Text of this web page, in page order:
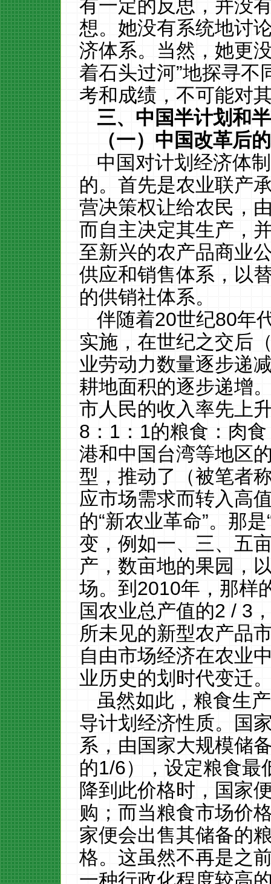
有一定的反思，并没
想。她没有系统地讨
济体系。当然，她更
着石头过河”地探寻不
考和成绩，不可能对
三、中国半计划和
（一）中国改革后
中国对计划经济体
的。首先是农业联产
营决策权让给农民，
而自主决定其生产，
至新兴的农产品商业
供应和销售体系，以
的供销社体系。
伴随着20世纪80年
实施，在世纪之交后
业劳动力数量逐步递
耕地面积的逐步递增
市人民的收入率先上
8：1：1的粮食：肉
港和中国台湾等地区
型，推动了（被笔者
应市场需求而转入高
的“新农业革命”。那
变，例如一、三、五
产，数亩地的果园，
场。到2010年，那样
国农业总产值的2/ 3
所未见的新型农产品
自由市场经济在农业
业历史的划时代变迁
虽然如此，粮食生
导计划经济性质。国
系，由国家大规模储
的1/6），设定粮食最
降到此价格时，国家
购；而当粮食市场价
家便会出售其储备的
格。这虽然不再是之